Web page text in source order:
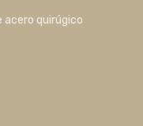
acero quirúgico